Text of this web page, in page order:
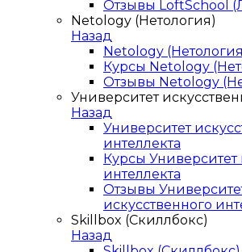
Отзывы LoftSchool
Netology (Нетология)
Назад
Netology
Курсы Netology
Отзывы Netology
Университет
Назад
Университет
интеллекта
Курсы Университет
интеллекта
Отзывы
искусственного
Skillbox (Скиллбокс)
Назад